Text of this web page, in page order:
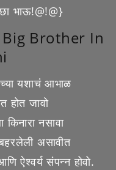
भाऊ!@!@}
Brother In
यशाचं आभाळ
होत जावो
किनारा नसावा
असावीत
ऐश्वर्य संपन्न होवो.